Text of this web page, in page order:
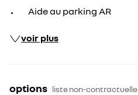
Aide au parking AR
voir plus
options liste non-contractuelle